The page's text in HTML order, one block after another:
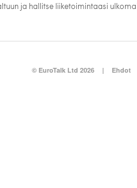
ja hallitse liiketoimintaasi
© EuroTalk Ltd 2026 | Ehdot